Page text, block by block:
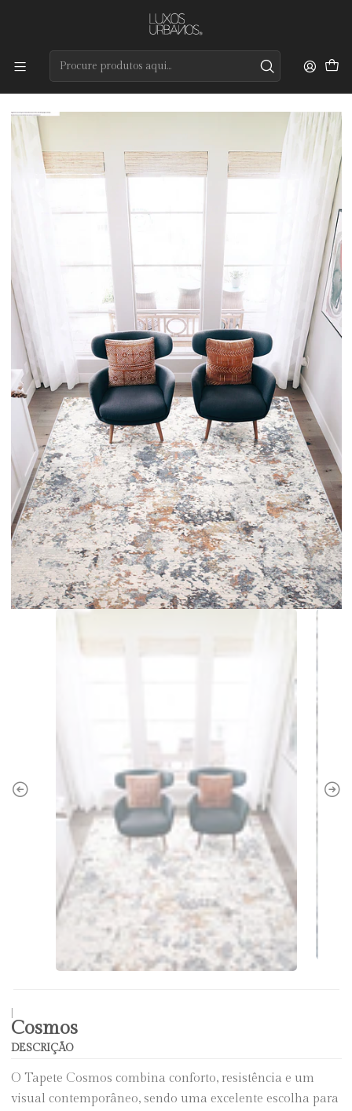
Preços de qualidade e entrega rápida
Cosmos
DESCRIÇÃO
O Tapete Cosmos combina conforto, resistência e um
visual contemporâneo, sendo uma excelente escolha para